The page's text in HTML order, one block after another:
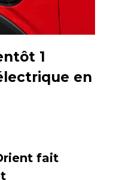
1
en
fait